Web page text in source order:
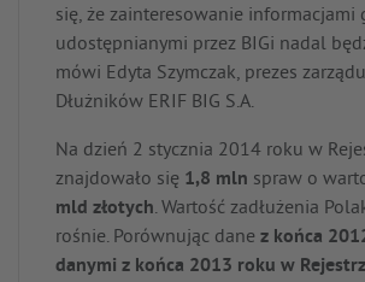
się, że zainteresowanie informacjami
udostępnianymi przez BIGi nadal
mówi Edyta Szymczak, prezes
Dłużników ERIF BIG S.A.
Na dzień 2 stycznia 2014 roku w
znajdowało się 1,8 mln spraw o
mld złotych. Wartość zadłużenia
rośnie. Porównując dane z końca
danymi z końca 2013 roku w